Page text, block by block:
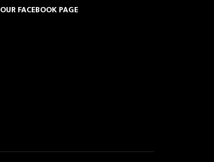
OUR FACEBOOK PAGE